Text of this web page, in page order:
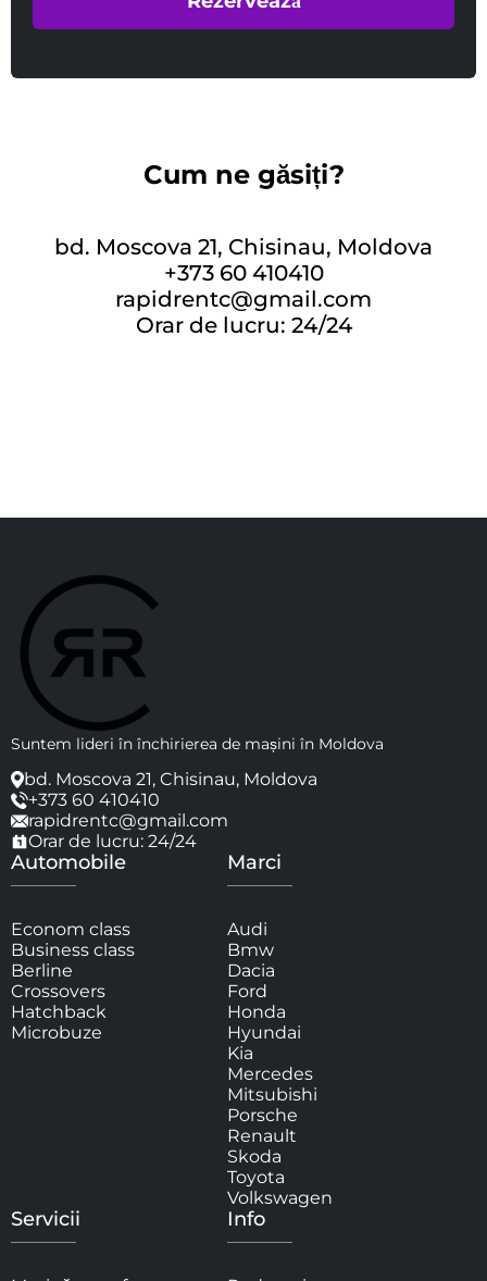
Cum ne găsiți?
bd. Moscova 21, Chisinau, Moldova
+373 60 410410
rapidrentc@gmail.com
Orar de lucru: 24/24
Suntem lideri în închirierea de mașini în Moldova
bd. Moscova 21, Chisinau, Moldova
+373 60 410410
rapidrentc@gmail.com
Orar de lucru: 24/24
Automobile
Econom class
Business class
Berline
Crossovers
Hatchback
Microbuze
Marci
Audi
Bmw
Dacia
Ford
Honda
Hyundai
Kia
Mercedes
Mitsubishi
Porsche
Renault
Skoda
Toyota
Volkswagen
Servicii Info